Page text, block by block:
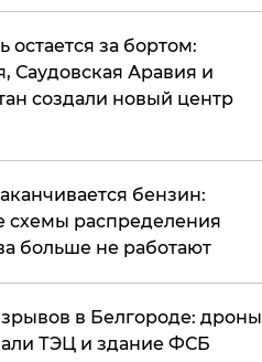
остается за бортом:
Саудовская Аравия и
создали новый центр
бензин:
схемы распределения
больше не работают
в Белгороде: дроны
ТЭЦ и здание ФСБ